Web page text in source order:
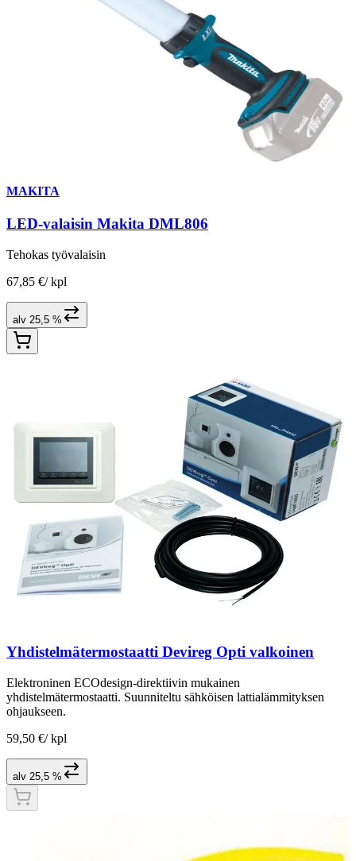
MAKITA
LED-valaisin Makita DML806
Tehokas työvalaisin
67,85 €/ kpl
alv 25,5 %
Yhdistelmätermostaatti Devireg Opti valkoinen
Elektroninen ECOdesign-direktiivin mukainen
yhdistelmätermostaatti. Suunniteltu sähköisen lattialämmityksen
ohjaukseen.
59,50 €/ kpl
alv 25,5 %